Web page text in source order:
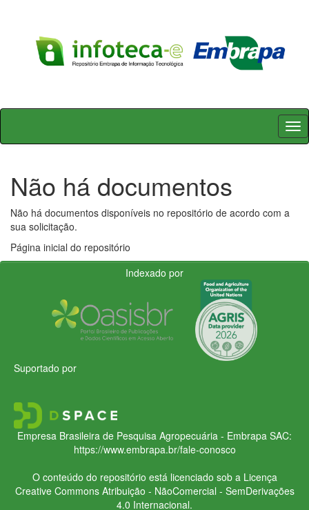
Skip
Não há documentos
Não há documentos disponíveis no repositório de acordo com a
sua solicitação.
Página inicial do repositório
Indexado por
Suportado por
Empresa Brasileira de Pesquisa Agropecuária - Embrapa SAC:
https://www.embrapa.br/fale-conosco
O conteúdo do repositório está licenciado sob a Licença
Creative CommonsAtribuição - NãoComercial - SemDerivações
4.0 Internacional.